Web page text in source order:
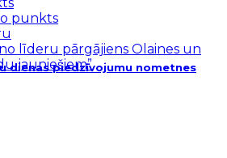
dienas piedzīvojumu nometnes
punkts
līderu pārgājiens Olaines un
jauniešiem”